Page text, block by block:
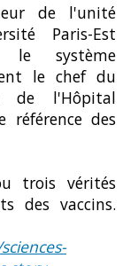
de l'unité
Paris-Est
le système
le chef du
de l'Hôpital
référence des
trois vérités
des vaccins.